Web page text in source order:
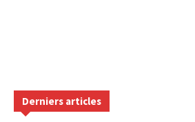
Derniers articles